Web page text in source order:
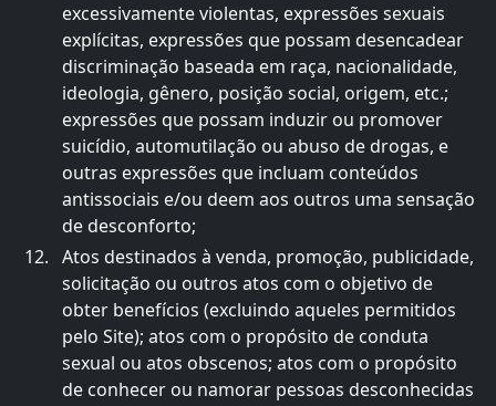
excessivamente violentas, expressões sexuais
explícitas, expressões que possam desencadear
discriminação baseada em raça, nacionalidade,
ideologia, gênero, posição social, origem, etc.;
expressões que possam induzir ou promover
suicídio, automutilação ou abuso de drogas, e
outras expressões que incluam conteúdos
antissociais e/ou deem aos outros uma sensação
de desconforto;
Atos destinados à venda, promoção, publicidade,
solicitação ou outros atos com o objetivo de
obter benefícios (excluindo aqueles permitidos
pelo Site); atos com o propósito de conduta
sexual ou atos obscenos; atos com o propósito
de conhecer ou namorar pessoas desconhecidas